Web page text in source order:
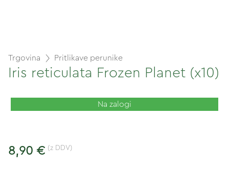
Trgovina Pritlikave perunike
Iris reticulata Frozen Planet (x10)
Na zalogi
8,90 € (z DDV)